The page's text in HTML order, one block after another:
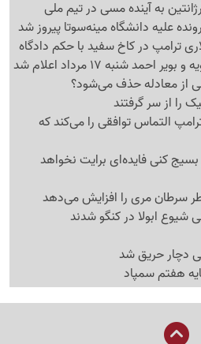
به آینده مسی در تیم ملی
علیه دانشگاه مینه‌سوتا پیروز شد
شنبه 17 مرداد اعلام شد
از معادله حذف می‌شود؟
را از سر گرفتند
التماس توافقی را می‌کند که
کنی فایده‌ای برایت نخواهد
دچار حریق شد
هفتم سمپاد